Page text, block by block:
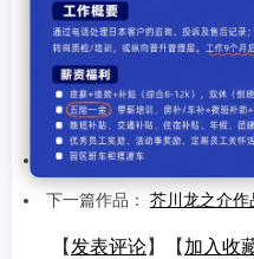
1976
[1]
作品录入：贯通
上一篇作品： 芥川龙之介
下一篇作品： 芥川龙之介作
【 发表评论】【 加入收